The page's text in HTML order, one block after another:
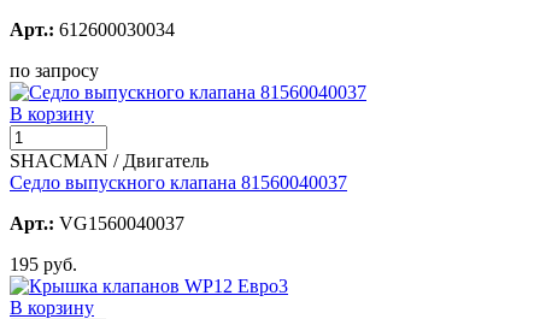
Арт.: 612600030034
по запросу
В корзину
SHACMAN / Двигатель
Седло выпускного клапана 81560040037
Арт.: VG1560040037
195 руб.
В корзину